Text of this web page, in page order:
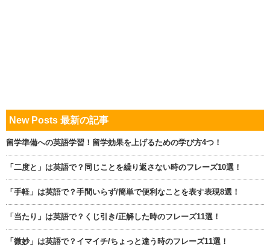
New Posts 最新の記事
留学準備への英語学習！留学効果を上げるための学び方4つ！
「二度と」は英語で？同じことを繰り返さない時のフレーズ10選！
「手軽」は英語で？手間いらず/簡単で便利なことを表す表現8選！
「当たり」は英語で？くじ引き/正解した時のフレーズ11選！
「微妙」は英語で？イマイチ/ちょっと違う時のフレーズ11選！